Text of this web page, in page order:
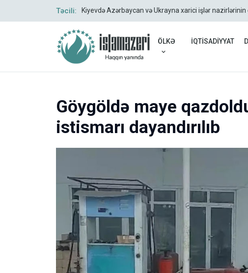
Təcili: Kiyevdə Azərbaycan və Ukrayna xarici işlər
ÖLKƏ İQTİSADİYYAT
Göygöldə maye
istismarı dayandırılıb